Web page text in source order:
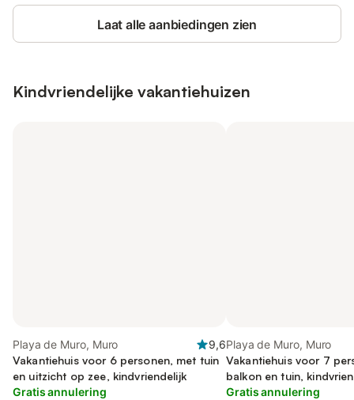
Laat alle aanbiedingen zien
Kindvriendelijke vakantiehuizen
Playa de Muro, Muro
9,6
Vakantiehuis voor 6 personen, met tuin
en uitzicht op zee, kindvriendelijk
Gratis annulering
Playa de Muro, Muro
Vakantiehuis voor 7
balkon en tuin,
Gratis annulering